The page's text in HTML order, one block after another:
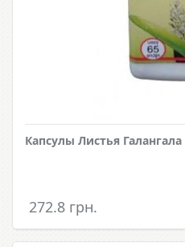
Капсулы Листья Галангала
272.8 грн.